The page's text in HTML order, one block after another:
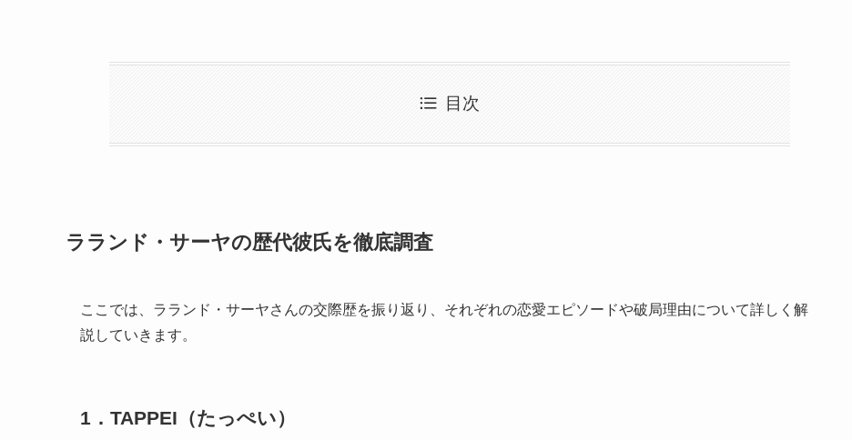
目次
ラランド・サーヤの歴代彼氏を徹底調査
ここでは、ラランド・サーヤさんの交際歴を振り返り、それぞれの恋愛エピソードや破局理由について詳しく解
説していきます。
1．TAPPEI（たっぺい）